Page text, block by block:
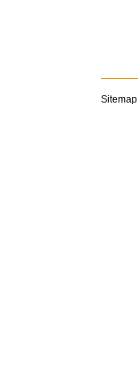
Sitemap